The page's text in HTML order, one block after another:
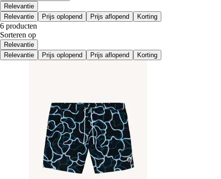
Relevantie
Relevantie
Prijs oplopend Prijs aflopend Korting
6 producten
Sorteren op
Relevantie
Relevantie
Prijs oplopend Prijs aflopend Korting